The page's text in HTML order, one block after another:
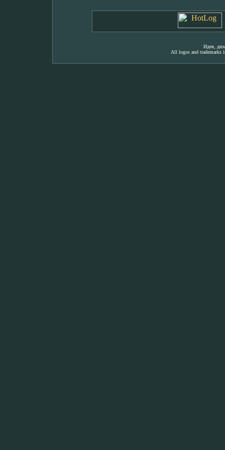
Идея,
All logos and trademarks